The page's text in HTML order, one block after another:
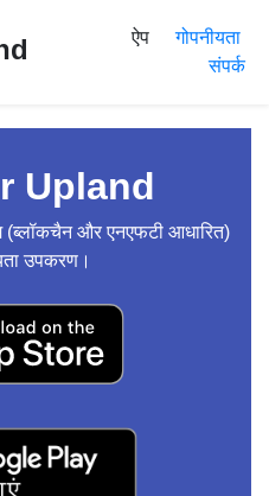
ऐप
गोपनीयता
संपर्क
Upland
(ब्लॉकचैन और एनएफटी आधारित)
उपकरण।